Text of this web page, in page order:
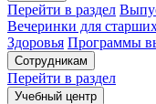
Перейти в раздел
Вечеринки для
Здоровья Программы
Сотрудникам
Перейти в раздел
Учебный центр